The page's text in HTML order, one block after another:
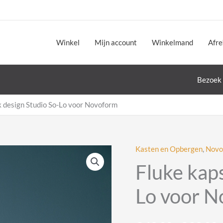
Winkel Mijn account Winkelmand
design Studio So-Lo voor Novoform
Kasten en Opbergen,
Fluke
Lo voor